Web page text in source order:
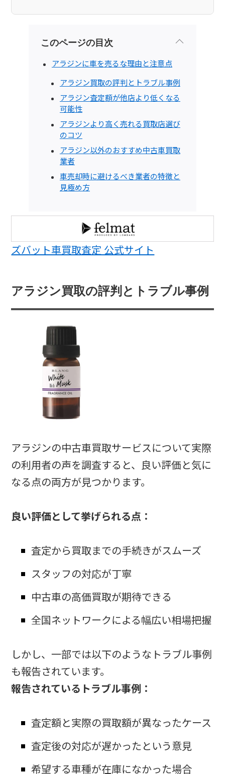
このページの目次
アラジンに車を売るな理由と注意点
アラジン買取の評判とトラブル事例
アラジン査定額が他店より低くなる
可能性
アラジンより高く売れる買取店選び
のコツ
アラジン以外のおすすめ中古車買取
業者
車売却時に避けるべき業者の特徴と
見極め方
ズバット車買取査定 公式サイト
アラジン買取の評判とトラブル事例
アラジンの中古車買取サービスについて実際
の利用者の声を調査すると、良い評価と気に
なる点の両方が見つかります。
良い評価として挙げられる点：
査定から買取までの手続きがスムーズ
スタッフの対応が丁寧
中古車の高価買取が期待できる
全国ネットワークによる幅広い相場把握
しかし、一部では以下のようなトラブル事例
も報告されています。
報告されているトラブル事例：
査定額と実際の買取額が異なったケース
査定後の対応が遅かったという意見
希望する車種が在庫になかった場合